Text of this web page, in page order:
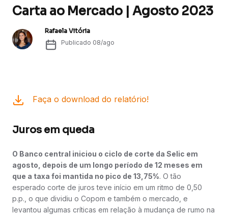
Carta ao Mercado | Agosto 2023
Rafaela Vitória
Publicado 08/ago
Faça o download do relatório!
Juros em queda
O Banco central iniciou o ciclo de corte da Selic em
agosto, depois de um longo período de 12 meses em
que a taxa foi mantida no pico de 13,75%. O tão
esperado corte de juros teve início em um ritmo de 0,50
p.p., o que dividiu o Copom e também o mercado, e
levantou algumas críticas em relação à mudança de rumo na